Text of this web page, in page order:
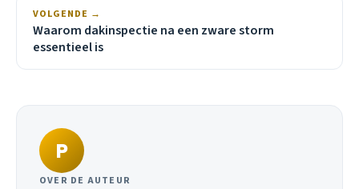
VOLGENDE →
Waarom dakinspectie na een zware storm
essentieel is
P
OVER DE AUTEUR